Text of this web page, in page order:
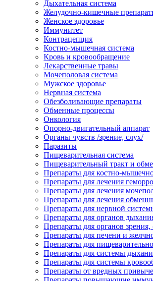
Дыхательная система
Желудочно-кишечные
Женское здоровье
Иммунитет
Контрацепция
Костно-мышечная система
Кровь и кровообращение
Лекарственные травы
Мочеполовая система
Мужское здоровье
Нервная система
Обезболивающие препараты
Обменные процессы
Онкология
Опорно-двигательный аппарат
Органы чувств /зрение, слух/
Паразиты
Пищеварительная система
Пищеварительный тракт и
Препараты для костно-
Препараты для лечения
Препараты для лечения
Препараты для лечения
Препараты для нервной
Препараты для органов
Препараты для органов зрения,
Препараты для печени и
Препараты для
Препараты для системы
Препараты для системы
Препараты от вредных